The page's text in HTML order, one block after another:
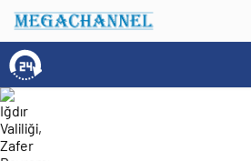
kullanmadı